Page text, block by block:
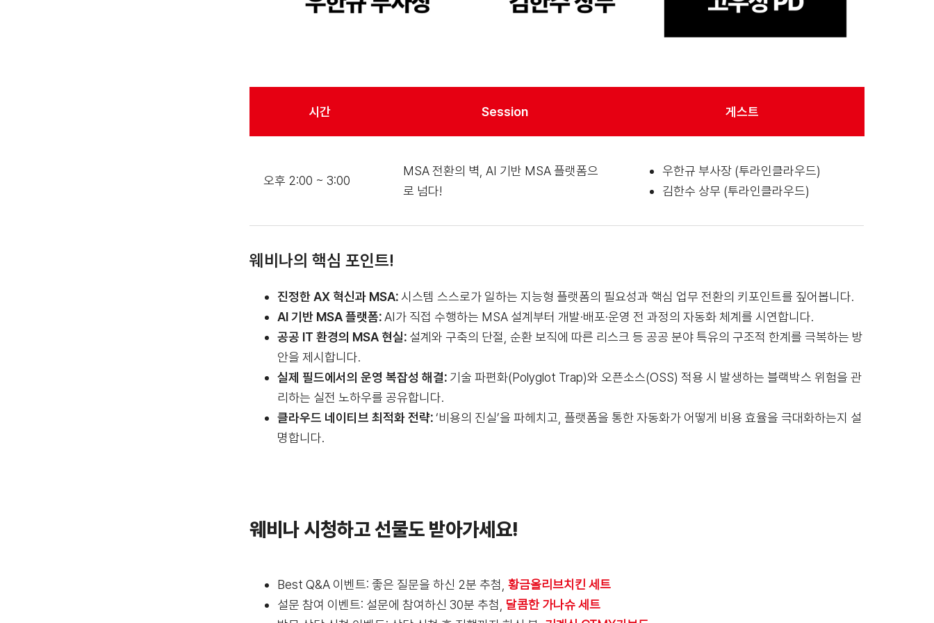
시간 Session 게스트
오후 2:00 ~ 3:00
MSA 전환의 벽, AI 기반 MSA 플랫폼으
로 넘다!
우한규 부사장 (투라인클라우드)
김한수 상무 (투라인클라우드)
웨비나의 핵심 포인트!
진정한 AX 혁신과 MSA:시스템 스스로가 일하는 지능형 플랫폼의 필요성과 핵심 업무 전환의 키포인트를 짚어봅니다.
AI 기반 MSA 플랫폼:AI가 직접 수행하는 MSA 설계부터 개발·배포·운영 전 과정의 자동화 체계를 시연합니다.
공공 IT 환경의 MSA 현실:설계와 구축의 단절, 순환 보직에 따른 리스크 등 공공 분야 특유의 구조적 한계를 극복하는 방
안을 제시합니다.
실제 필드에서의 운영 복잡성 해결:기술 파편화(Polyglot Trap)와 오픈소스(OSS) 적용 시 발생하는 블랙박스 위험을 관
리하는 실전 노하우를 공유합니다.
클라우드 네이티브 최적화 전략:‘비용의 진실’을 파헤치고, 플랫폼을 통한 자동화가 어떻게 비용 효율을 극대화하는지 설
명합니다.
웨비나 시청하고 선물도 받아가세요!
Best Q&A 이벤트: 좋은 질문을 하신 2분 추첨, 황금올리브치킨 세트
설문 참여 이벤트: 설문에 참여하신 30분 추첨, 달콤한 가나슈 세트